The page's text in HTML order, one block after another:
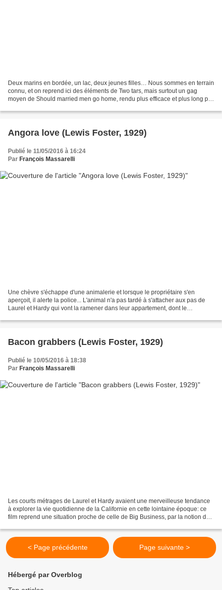
Deux marins en bordée, un lac, deux jeunes filles… Nous sommes en terrain
connu, et on reprend ici des éléments de Two tars, mais surtout un gag
moyen de Should married men go home, rendu plus efficace et plus long par
Angora love (Lewis Foster, 1929)
Publié le 11/05/2016 à 16:24
Par François Massarelli
Une chèvre s'échappe d'une animalerie et lorsque le propriétaire s'en
aperçoit, il alerte la police... L'animal n'a pas tardé à s'attacher aux pas de
Laurel et Hardy qui vont la ramener dans leur appartement, dont le
Bacon grabbers (Lewis Foster, 1929)
Publié le 10/05/2016 à 18:38
Par François Massarelli
Les courts métrages de Laurel et Hardy avaient une merveilleuse tendance
à explorer la vie quotidienne de la Californie en cette lointaine époque: ce
film reprend une situation proche de celle de Big Business, par la notion de
< Page précédente Page suivante >
Hébergé par Overblog